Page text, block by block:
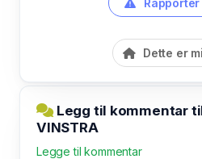
Dette er
Legg til kommentar til
VINSTRA
Legge til kommentar